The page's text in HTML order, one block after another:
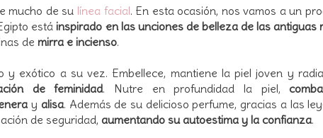
mucho de su línea facial. En esta ocasión, nos vamos a un
estáinspirado en las unciones de belleza de las antiguas
de mirra e incienso.
y exótico a su vez. Embellece, mantiene la piel joven y
de feminidad. Nutre en profundidad la piel,
y alisa. Además de su delicioso perfume, gracias a las
de seguridad, aumentando su autoestima y la confianza.